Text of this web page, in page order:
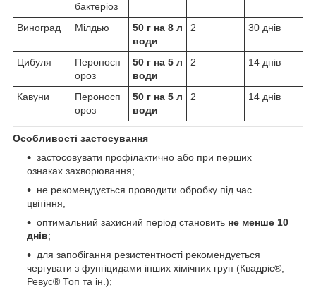
бактеріоз
Виноград Мілдью
50 г на 8 л
води
2 30 днів
Цибуля
Пероносп
ороз
50 г на 5 л
води
2 14 днів
Кавуни
Пероносп
ороз
50 г на 5 л
води
2 14 днів
Особливості застосування
застосовувати профілактично або при перших
ознаках захворювання;
не рекомендується проводити обробку під час
цвітіння;
оптимальний захисний період становить не менше 10
днів;
для запобігання резистентності рекомендується
чергувати з фунгіцидами інших хімічних груп (Квадріс®,
Ревус® Топ та ін.);